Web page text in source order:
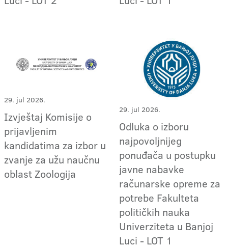
29. jul 2026.
Izvještaj Komisije o
prijavljenim
kandidatima za izbor u
zvanje za užu naučnu
oblast Zoologija
29. jul 2026.
Odluka o izboru
najpovoljnijeg
ponuđača u postupku
javne nabavke
računarske opreme za
potrebe Fakulteta
političkih nauka
Univerziteta u Banjoj
Luci - LOT 1